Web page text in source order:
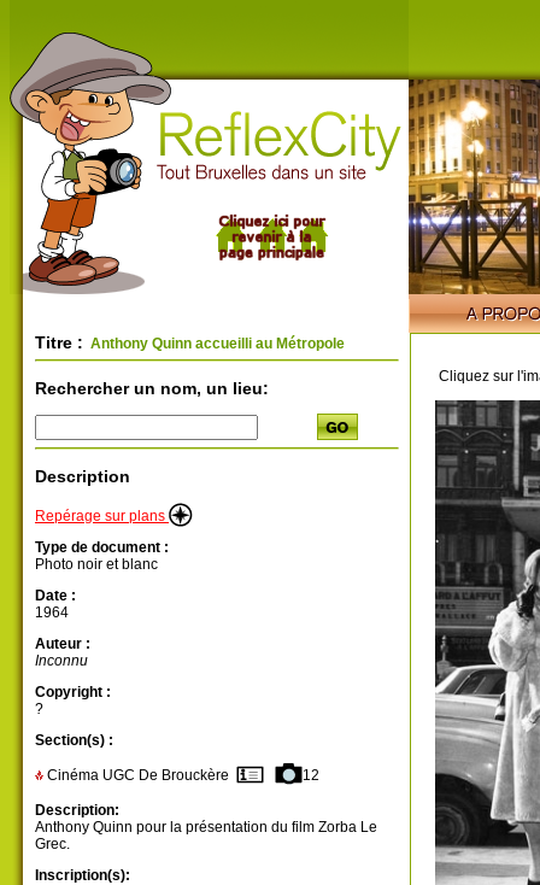
Titre : Anthony Quinn accueilli au Métropole
Rechercher un nom, un lieu:
Description
Repérage sur plans
Type de document :
Photo noir et blanc
Date :
1964
Auteur :
Inconnu
Copyright :
?
Section(s) :
Cinéma UGC De Brouckère 12
Description:
Anthony Quinn pour la présentation du film Zorba Le
Grec.
Inscription(s):
Cliquez sur